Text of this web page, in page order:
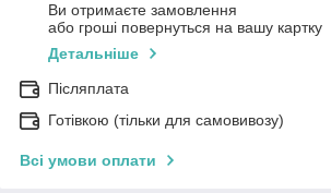
Ви отримаєте замовлення
або гроші повернуться на вашу картку
Детальніше
Післяплата
Готівкою (тільки для самовивозу)
Всі умови оплати